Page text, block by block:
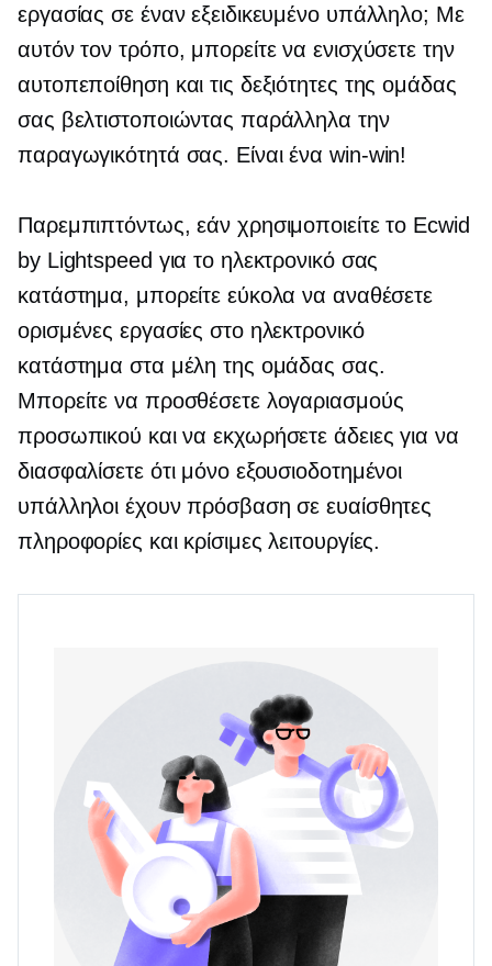
εργασίας σε έναν εξειδικευμένο υπάλληλο; Με
αυτόν τον τρόπο, μπορείτε να ενισχύσετε την
αυτοπεποίθηση και τις δεξιότητες της ομάδας
σας βελτιστοποιώντας παράλληλα την
παραγωγικότητά σας. Είναι ένα win-win!
Παρεμπιπτόντως, εάν χρησιμοποιείτε το Ecwid
by Lightspeed για το ηλεκτρονικό σας
κατάστημα, μπορείτε εύκολα να αναθέσετε
ορισμένες εργασίες στο ηλεκτρονικό
κατάστημα στα μέλη της ομάδας σας.
Μπορείτε να προσθέσετε λογαριασμούς
προσωπικού και να εκχωρήσετε άδειες για να
διασφαλίσετε ότι μόνο εξουσιοδοτημένοι
υπάλληλοι έχουν πρόσβαση σε ευαίσθητες
πληροφορίες και κρίσιμες λειτουργίες.